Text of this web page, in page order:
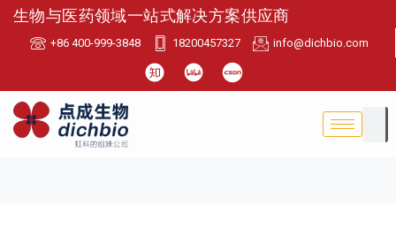
生物与医药领域一站式解决方案供应商
+86 400-999-3848 18200457327 info@dichbio.com